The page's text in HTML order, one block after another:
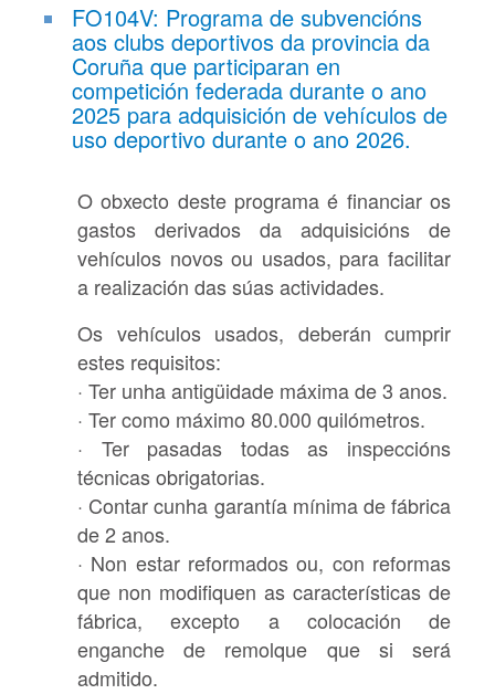
FO104V: Programa de subvencións
aos clubs deportivos da provincia da
Coruña que participaran en
competición federada durante o ano
2025 para adquisición de vehículos de
uso deportivo durante o ano 2026.
O obxecto deste programa é financiar os
gastos derivados da adquisicións de
vehículos novos ou usados, para facilitar
a realización das súas actividades.
Os vehículos usados, deberán cumprir
estes requisitos:
· Ter unha antigüidade máxima de 3 anos.
· Ter como máximo 80.000 quilómetros.
· Ter pasadas todas as inspeccións
técnicas obrigatorias.
· Contar cunha garantía mínima de fábrica
de 2 anos.
· Non estar reformados ou, con reformas
que non modifiquen as características de
fábrica, excepto a colocación de
enganche de remolque que si será
admitido.